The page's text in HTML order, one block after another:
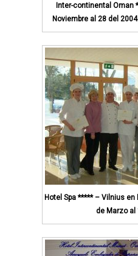
Inter-continental Oman
Noviembre al 28 del
Hotel Spa ***** – Vilnius
de Marzo al